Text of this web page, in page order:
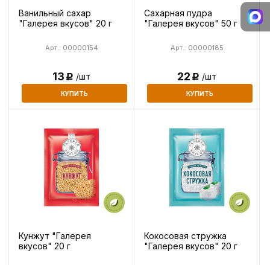
Ванильный сахар
"Галерея вкусов" 20 г
Арт.: 00000154
13Р /шт
КУПИТЬ
Сахарная пудра
"Галерея вкусов" 50 г
Арт.: 00000185
22Р /шт
КУПИТЬ
Кунжут "Галерея
вкусов" 20 г
Кокосовая стружка
"Галерея вкусов" 20 г